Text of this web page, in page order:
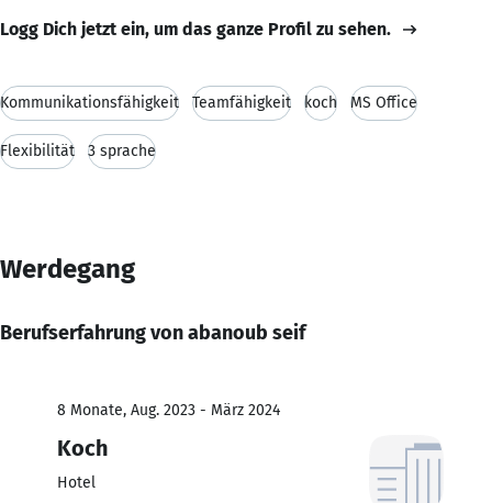
Logg Dich jetzt ein, um das ganze Profil zu sehen.
Kommunikationsfähigkeit Teamfähigkeit koch MS Office
Flexibilität 3 sprache
Werdegang
Berufserfahrung von abanoub seif
8 Monate, Aug. 2023 - März 2024
Koch
Hotel